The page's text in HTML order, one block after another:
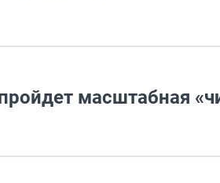
масштабная